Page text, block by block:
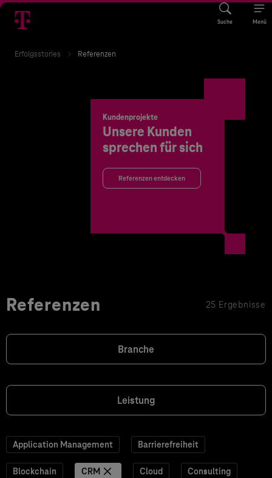
Suche Menü
Erfolgsstories Referenzen
Kundenprojekte
Unsere Kunden
sprechen für sich
Referenzen entdecken
Referenzen 25 Ergebnisse
Branche
Leistung
Application Management Barrierefreiheit
Blockchain CRM Cloud Consulting